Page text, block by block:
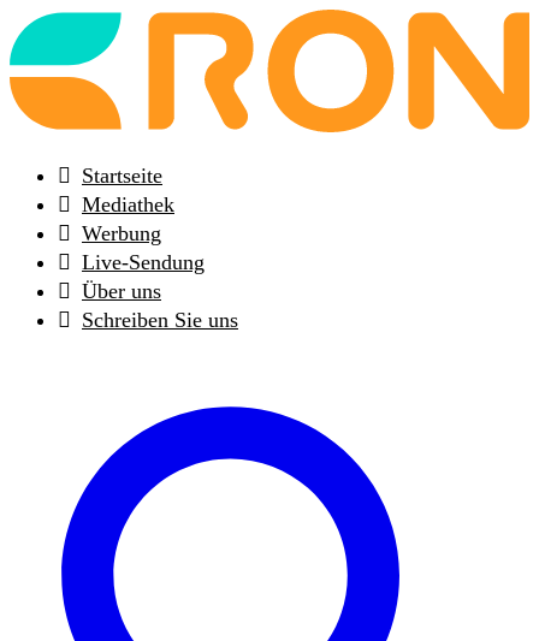
Back
to
frontpage
Startseite
Mediathek
Werbung
Live-Sendung
Über uns
Schreiben Sie uns